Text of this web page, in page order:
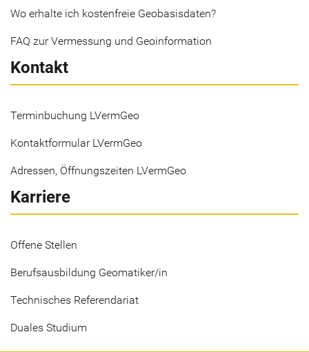
Wo erhalte ich kostenfreie Geobasisdaten?
FAQ zur Vermessung und Geoinformation
Kontakt
Terminbuchung LVermGeo
Kontaktformular LVermGeo
Adressen, Öffnungszeiten LVermGeo
Karriere
Offene Stellen
Berufsausbildung Geomatiker/in
Technisches Referendariat
Duales Studium